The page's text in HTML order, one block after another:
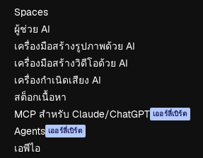
Spaces
ผู้ช่วย AI
เครื่องมือสร้างรูปภาพด้วย AI
เครื่องมือสร้างวิดีโอด้วย AI
เครื่องกำเนิดเสียง AI
สต็อกเนื้อหา
MCP สำหรับ Claude/ChatGPT เออร์ลี่เบิร์ด
Agents เออร์ลี่เบิร์ด
เอพีไอ